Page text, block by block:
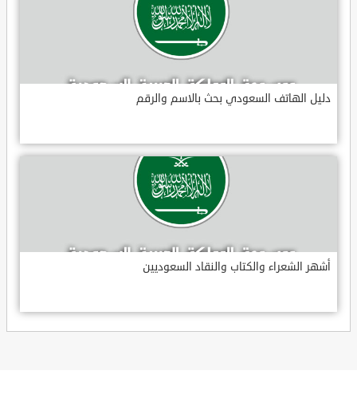
دليل الهاتف السعودي بحث بالاسم والرقم
أشهر الشعراء والكتاب والنقاد السعوديين